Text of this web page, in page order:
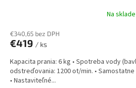
Na
€340,65 bez DPH
€419 / ks
Kapacita prania: 6 kg • Spotreba vody
odstreďovania: 1200 ot/min. •
• Nastaviteľné...